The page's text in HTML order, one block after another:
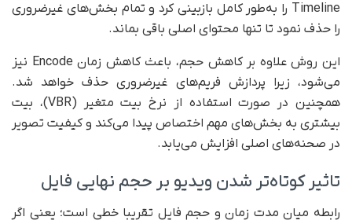
Timeline را به‌طور کامل بازبینی کرد و تمام بخش‌های غیرضروری
را حذف نمود تا تنها محتوای اصلی باقی بماند.
این روش علاوه بر کاهش حجم، باعث کاهش زمان Encode نیز
می‌شود، زیرا پردازش فریم‌های غیرضروری حذف خواهد شد.
همچنین در صورت استفاده از نرخ بیت متغیر (VBR)، بیت
بیشتری به بخش‌های مهم اختصاص پیدا می‌کند و کیفیت تصویر
در صحنه‌های اصلی افزایش می‌یابد.
تاثیر کوتاه‌تر شدن ویدیو بر حجم نهایی فایل
رابطه میان مدت زمان و حجم فایل تقریبا خطی است؛ یعنی اگر